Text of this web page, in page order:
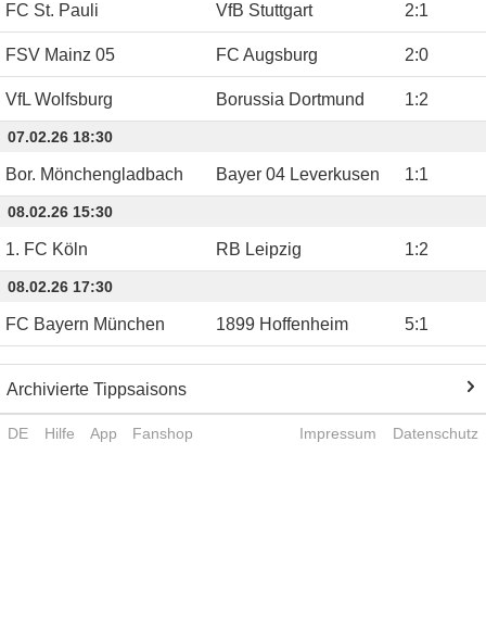
FC St. Pauli VfB Stuttgart 2:1
FSV Mainz 05 FC Augsburg 2:0
VfL Wolfsburg Borussia Dortmund 1:2
07.02.26 18:30
Bor. Mönchengladbach Bayer 04 Leverkusen 1:1
08.02.26 15:30
1. FC Köln RB Leipzig 1:2
08.02.26 17:30
FC Bayern München 1899 Hoffenheim 5:1
Archivierte Tippsaisons
DE Hilfe App Fanshop Impressum Datenschutz